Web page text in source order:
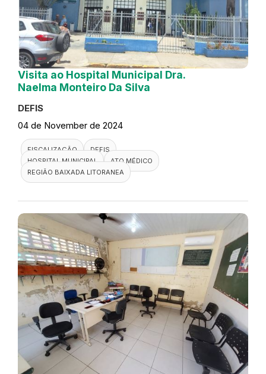
Visita ao Hospital Municipal Dra.
Naelma Monteiro Da Silva
DEFIS
04 de November de 2024
FISCALIZAÇÃO
DEFIS
HOSPITAL MUNICIPAL
ATO MÉDICO
REGIÃO BAIXADA LITORANEA